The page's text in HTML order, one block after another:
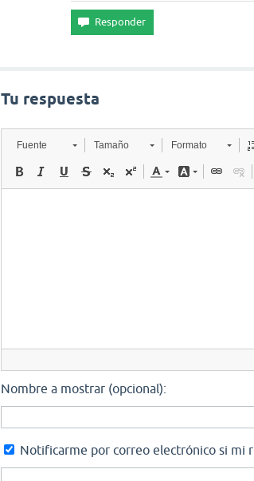
Tu respuesta
Fuente Tamaño Formato
Nombre a mostrar (opcional):
Notificarme por correo electrónico si mi